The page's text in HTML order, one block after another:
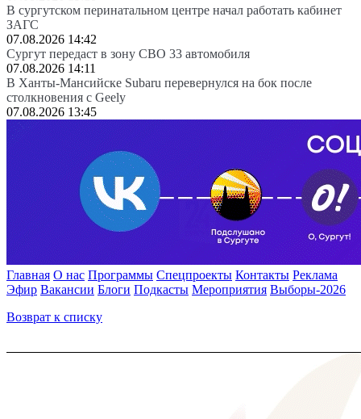
В сургутском перинатальном центре начал работать кабинет
ЗАГС
07.08.2026 14:42
Сургут передаст в зону СВО 33 автомобиля
07.08.2026 14:11
В Ханты-Мансийске Subaru перевернулся на бок после
столкновения с Geely
07.08.2026 13:45
Главная О нас Программы Спецпроекты Контакты Реклама
Эфир Вакансии Блоги Подкасты Мероприятия Выборы-2026
Возврат к списку